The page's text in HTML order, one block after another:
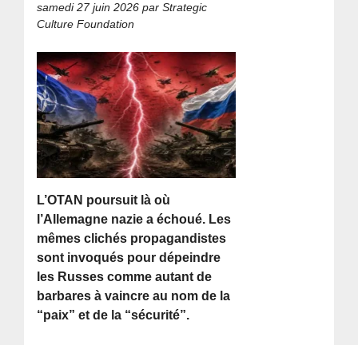
samedi 27 juin 2026 par Strategic
Culture Foundation
L’OTAN poursuit là où
l’Allemagne nazie a échoué. Les
mêmes clichés propagandistes
sont invoqués pour dépeindre
les Russes comme autant de
barbares à vaincre au nom de la
“paix” et de la “sécurité”.